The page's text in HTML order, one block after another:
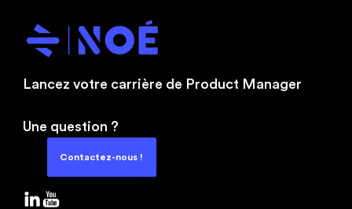
Lancez votre carrière de Product Manager
Une question ?
Contactez-nous !